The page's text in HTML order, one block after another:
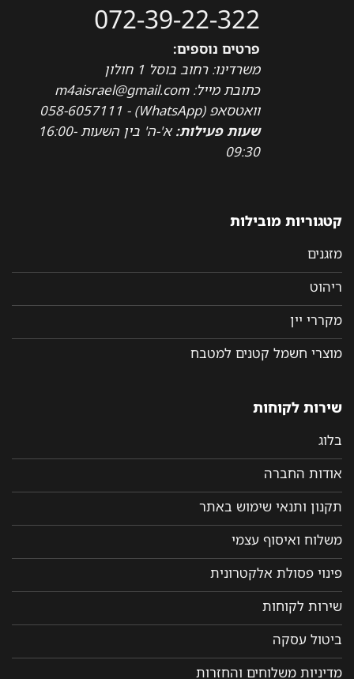
072-39-22-322
פרטים נוספים:
משרדינו: רחוב בוסל 1 חולון
כתובת מייל: m4aisrael@gmail.com
וואטסאפ (WhatsApp) - 058-6057111
שעות פעילות:
א'-ה' בין השעות 16:00-
09:30
קטגוריות מובילות
מזגנים
ריהוט
מקררי יין
מוצרי חשמל קטנים למטבח
שירות לקוחות
בלוג
אודות החברה
תקנון ותנאי שימוש באתר
משלוח ואיסוף עצמי
פינוי פסולת אלקטרונית
שירות לקוחות
ביטול עסקה
מדיניות משלוחים והחזרות